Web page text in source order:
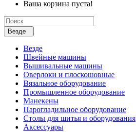
Ваша корзина пуста!
Везде
Везде
Швейные машины
Вышивальные машины
Оверлоки и плоскошовные
Вязальное оборудование
Промышленное оборудование
Манекены
Парогладильное оборудование
Столы для шитья и оборудования
Аксессуары